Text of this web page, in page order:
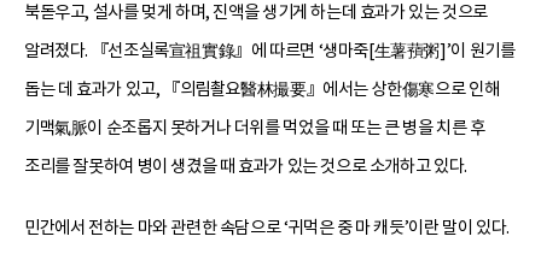
북돋우고, 설사를 멎게 하며, 진액을 생기게 하는데 효과가 있는 것으로
알려졌다. 『선조실록宣祖實錄』에 따르면 ‘생마죽[生薯蕷粥]’이 원기를
돕는 데 효과가 있고, 『의림촬요醫林撮要』에서는 상한傷寒으로 인해
기맥氣脈이 순조롭지 못하거나 더위를 먹었을 때 또는 큰 병을 치른 후
조리를 잘못하여 병이 생겼을 때 효과가 있는 것으로 소개하고 있다.
민간에서 전하는 마와 관련한 속담으로 ‘귀먹은 중 마 캐듯’이란 말이 있다.